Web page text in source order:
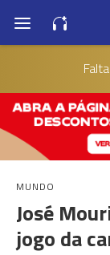
MUNDO
José
jogo da